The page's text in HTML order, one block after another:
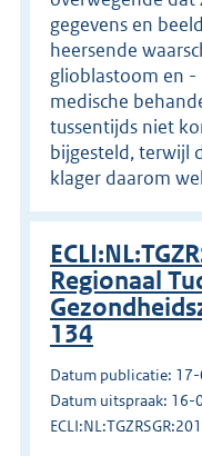
gegevens en
heersende
glioblastoom en -
medische
tussentijds niet
bijgesteld, terwijl
klager daarom
Regionaal
134
Datum publicatie:
Datum uitspraak: 16-